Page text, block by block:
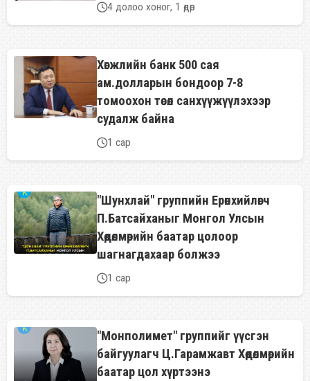
4 долоо хоног, 1 өдөр
Хөгжлийн банк 500 сая
ам.долларын бондоор 7-8
томоохон төсөл санхүүжүүлэхээр
судалж байна
1 сар
"Шунхлай" группийн Ерөнхийлөгч
П.Батсайханыг Монгол Улсын
Хөдөлмөрийн баатар цолоор
шагнагдахаар болжээ
1 сар
"Монполимет" группийг үүсгэн
байгуулагч Ц.Гарамжавт Хөдөлмөрийн
баатар цол хүртээнэ